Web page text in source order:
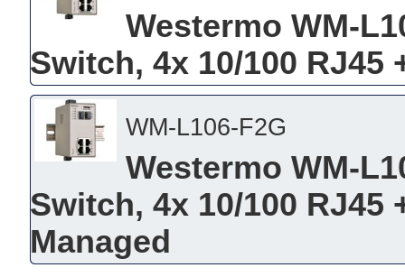
Westermo WM-
Switch, 4x 10/100 RJ45
WM-L106-F2G
Westermo WM-
Switch, 4x 10/100 RJ45
Managed